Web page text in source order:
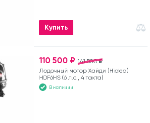
Купить
141 500 ₽
110 500 ₽
Лодочный мотор Хайди (Hidea)
HDF6HS (6 л.с., 4 такта)
В наличии